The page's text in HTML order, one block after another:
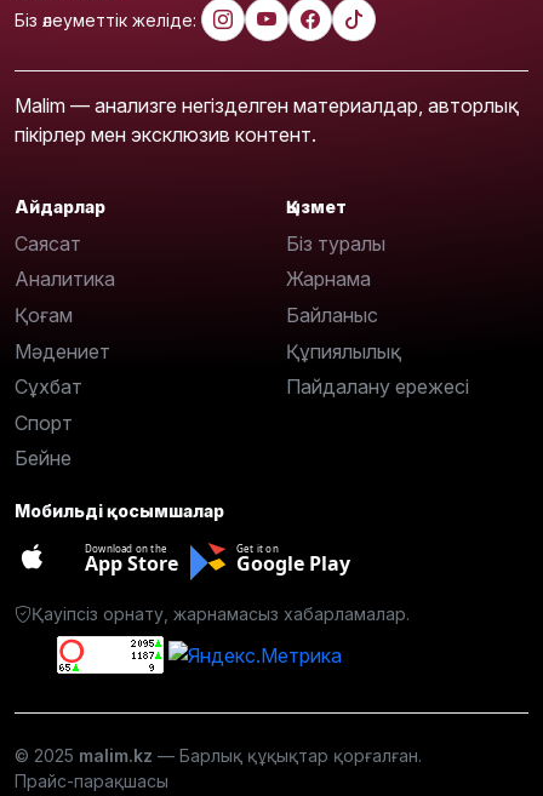
Біз әлеуметтік желіде:
Malim — анализге негізделген материалдар, авторлық
пікірлер мен эксклюзив контент.
Айдарлар
Саясат
Аналитика
Қоғам
Мәдениет
Сұхбат
Спорт
Бейне
Қызмет
Біз туралы
Жарнама
Байланыс
Құпиялылық
Пайдалану ережесі
Мобильді қосымшалар
Download on the
App Store
Get it on
Google Play
Қауіпсіз орнату, жарнамасыз хабарламалар.
© 2025 malim.kz — Барлық құқықтар қорғалған.
Прайс-парақшасы